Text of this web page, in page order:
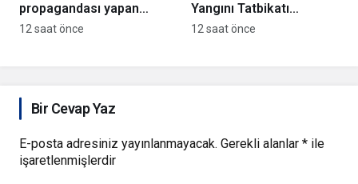
propagandası yapan
şüpheli yakalandı
12 saat önce
Yangını Tatbikatı
Gerçekleştirildi
12 saat önce
Bir Cevap Yaz
E-posta adresiniz yayınlanmayacak. Gerekli alanlar * ile
işaretlenmişlerdir